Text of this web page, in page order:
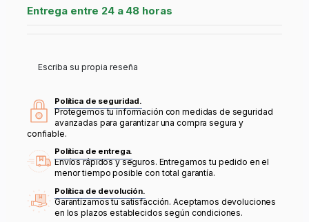
Entrega entre 24 a 48 horas
Escriba su propia reseña
Política de seguridad.
Protegemos tu información con medidas de seguridad
avanzadas para garantizar una compra segura y
confiable.
Política de entrega.
Envíos rápidos y seguros. Entregamos tu pedido en el
menor tiempo posible con total garantía.
Política de devolución.
Garantizamos tu satisfacción. Aceptamos devoluciones
en los plazos establecidos según condiciones.